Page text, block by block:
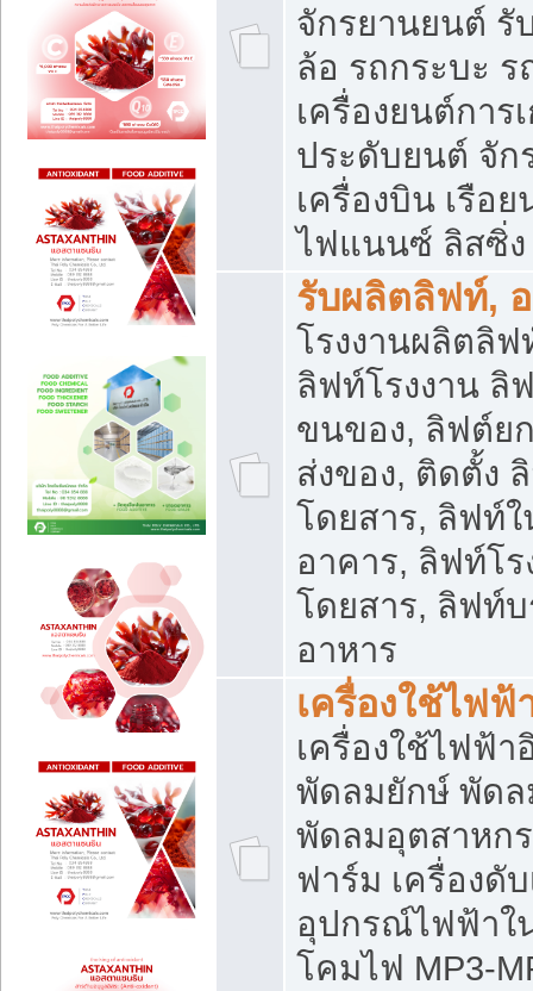
จักรยานยนต์ รั
ล้อ รถกระบะ
เครื่องยนต์การ
ประดับยนต์ จัก
เครื่องบิน เรือ
ไฟแนนซ์ ลิสซิ่ง
รับผลิตลิฟท์,
โรงงานผลิตลิ
ลิฟท์โรงงาน ลิ
ขนของ, ลิฟต์ย
ส่งของ, ติดตั้ง
โดยสาร, ลิฟท์
อาคาร, ลิฟท์โ
โดยสาร, ลิฟท์
อาหาร
เครื่องใช้ไฟฟ้
เครื่องใช้ไฟฟ้า
พัดลมยักษ์ พัด
พัดลมอุตสาหก
ฟาร์ม เครื่องดั
อุปกรณ์ไฟฟ้าใ
โคมไฟ MP3-